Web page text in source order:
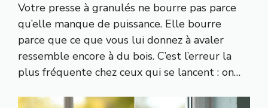
Votre presse à granulés ne bourre pas parce
qu’elle manque de puissance. Elle bourre
parce que ce que vous lui donnez à avaler
ressemble encore à du bois. C’est l’erreur la
plus fréquente chez ceux qui se lancent : on…